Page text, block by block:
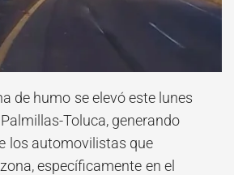
de humo se elevó este lunes
Toluca, generando
los automovilistas que
específicamente en el